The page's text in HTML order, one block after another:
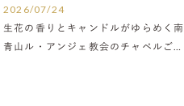
2026/07/24
生花の香りとキャンドルがゆらめく南
青山ル・アンジェ教会のチャペルご紹